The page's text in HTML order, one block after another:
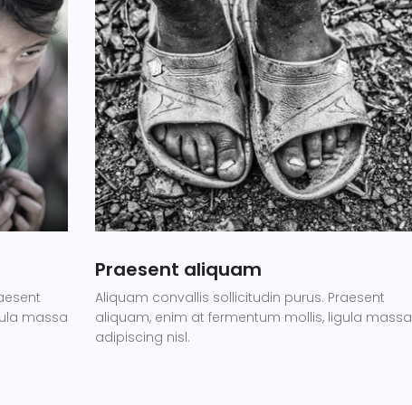
massa
Praesent aliquam
Aliquam convallis sollicitudin purus. Praesent
aliquam, enim at fermentum mollis, ligula massa
adipiscing nisl.